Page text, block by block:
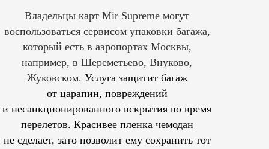
Владельцы карт Mir Supreme могут
воспользоваться сервисом упаковки багажа,
который есть в аэропортах Москвы,
например, в Шереметьево, Внуково,
Жуковском. Услуга защитит багаж
от царапин, повреждений
и несанкционированного вскрытия во время
перелетов. Красивее пленка чемодан
не сделает, зато позволит ему сохранить тот